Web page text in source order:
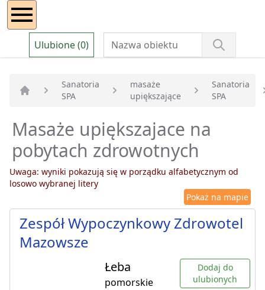
Ulubione (0)
Strona główna
Sanatoria
SPA
masaże
upiększające
Sanatoria
SPA
Masaże upiększajace na
pobytach zdrowotnych
Uwaga: wyniki pokazują się w porządku alfabetycznym od
losowo wybranej litery
Pokaż na mapie
Zespół Wypoczynkowy Zdrowotel
Mazowsze
Łeba
pomorskie
Dodaj do
ulubionych